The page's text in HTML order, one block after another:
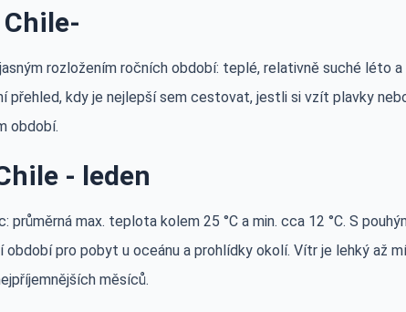
rozložením ročních období: teplé, relativně suché léto
přehled, kdy je nejlepší sem cestovat, jestli si vzít plavky
období.
- leden
max. teplota kolem 25 °C a min. cca 12 °C. S
pro pobyt u oceánu a prohlídky okolí. Vítr je lehký až
měsíců.